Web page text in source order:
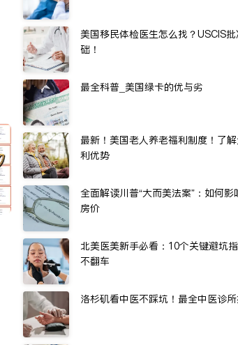
美国移民体检医生怎么找？USCIS
础！
最全科普_美国绿卡的优与劣
最新！美国老人养老福利制度！了
利优势
全面解读川普“大而美法案”：如何
房价
北美医美新手必看：10个关键避坑
不翻车
洛杉矶看中医不踩坑！最全中医诊